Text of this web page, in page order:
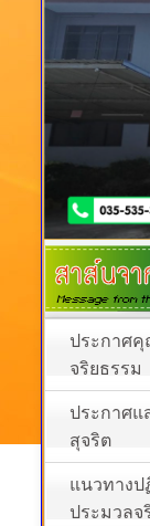
ประกาศ
จริยธรรม
ประกาศแ
สุจริต
แนวทางป
ประมวลจ